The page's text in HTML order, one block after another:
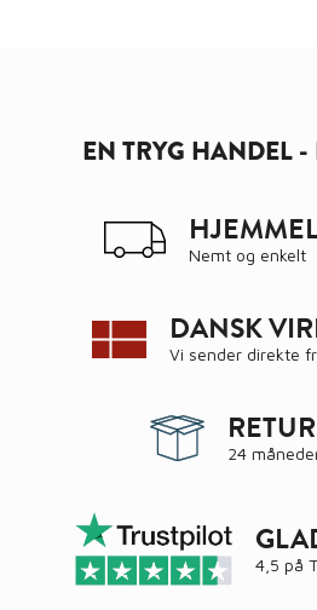
EN TRYG HANDEL
Nemt og enkelt
DANSK
Vi sender direkte
24
4,5 på